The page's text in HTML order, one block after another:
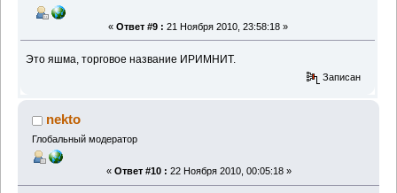
« Ответ #9 : 21 Ноября 2010, 23:58:18 »
Это яшма, торговое название ИРИМНИТ.
Записан
nekto
Глобальный модератор
« Ответ #10 : 22 Ноября 2010, 00:05:18 »